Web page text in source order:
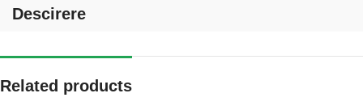
Descirere
Related products